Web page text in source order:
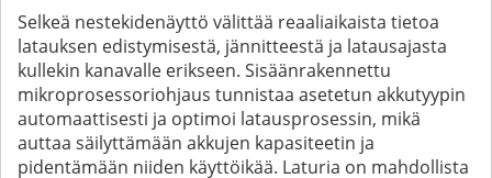
Selkeä nestekidenäyttö välittää reaaliaikaista tietoa
latauksen edistymisestä, jännitteestä ja latausajasta
kullekin kanavalle erikseen. Sisäänrakennettu
mikroprosessoriohjaus tunnistaa asetetun akkutyypin
automaattisesti ja optimoi latausprosessin, mikä
auttaa säilyttämään akkujen kapasiteetin ja
pidentämään niiden käyttöikää. Laturia on mahdollista